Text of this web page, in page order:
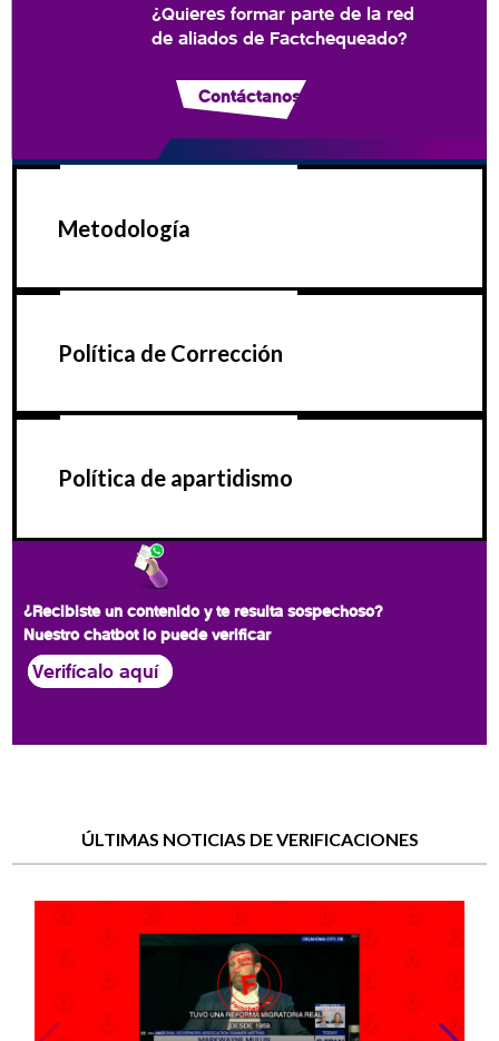
¿Quieres formar parte de la red
de aliados de Factchequeado?
Contáctanos
Metodología
Política de Corrección
Política de apartidismo
¿Recibiste un contenido y te resulta sospechoso?
Nuestro chatbot lo puede verificar
Verifícalo aquí
ÚLTIMAS NOTICIAS DE VERIFICACIONES